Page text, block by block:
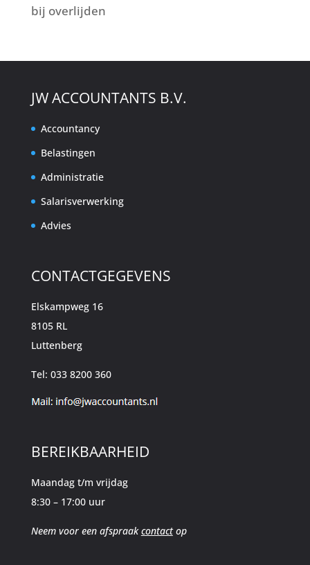
bij overlijden
JW ACCOUNTANTS B.V.
Accountancy
Belastingen
Administratie
Salarisverwerking
Advies
CONTACTGEGEVENS
Elskampweg 16
8105 RL
Luttenberg
Tel: 033 8200 360
BEREIKBAARHEID
Maandag t/m vrijdag
8:30 – 17:00 uur
Neem voor een afspraakcontactop